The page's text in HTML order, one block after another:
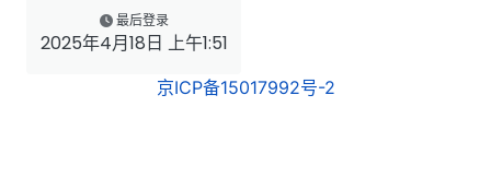
最后登录
2025年4月18日 上午1:51
京ICP备15017992号-2